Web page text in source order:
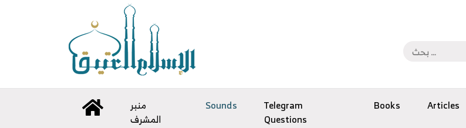
منبر
المشرف
Sounds
Telegram
Questions
Books Articles